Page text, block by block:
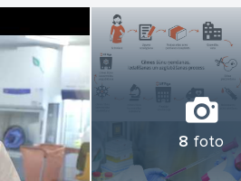
Practice - Laba ražošanas prakse).
asinīm un nabassaites audiem.
kvalitāti, drošību un pārliecību
vecākiem:
saglabāšanu.
8 foto